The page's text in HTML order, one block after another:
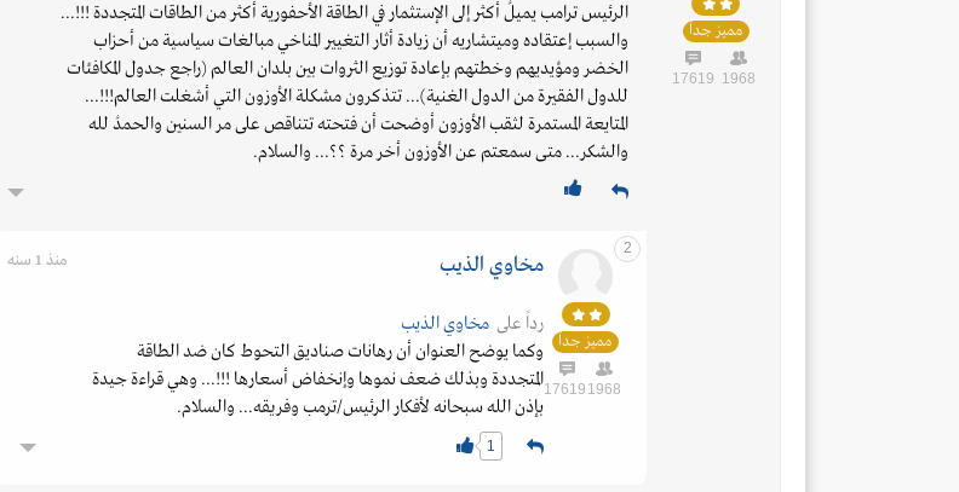
مميز جداً
1968
17619
الرئيس ترامب يميلُ أكثر إلى الإستثمار في الطاقة الأحفورية أكثر من الطاقات المتجددة !!!...
والسبب إعتقاده وميتشاريه أن زيادة أثار التغيير المناخي مبالغات سياسية من أحزاب
الخضر ومؤيديهم وخطتهم بإعادة توزيع الثروات بين بلدان العالم (راجع جدول المكافئات
للدول الفقيرة من الدول الغنية)... تتذكرون مشكلة الأوزون التي أشغلت العالم!!!...
المتايعة المستمرة لثقب الأوزون أوضحت أن فتحته تتناقص على مر السنين والحمدُ لله
والشكر... متى سمعتم عن الأوزون أخر مرة ؟؟... والسلام.
2
مميز جداً
1968
17619
مـخـاوي الـذيــب منذ 1 سنه
رداً علىمـخـاوي الـذيــب
وكما يوضح العنوان أن رهانات صناديق التحوط كان ضد الطاقة
المتجددة وبذلك ضعف نموها وإنخفاض أسعارها !!!... وهي قراءة جيدة
بإذن الله سبحانه لأفكار الرئيس/ترمب وفريقه... والسلام.
1